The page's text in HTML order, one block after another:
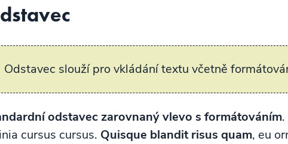
Odstavec slouží pro vkládání textu včetně
odstavec zarovnaný vlevo s formátováním.
cursus cursus. Quisque blandit risus quam, eu